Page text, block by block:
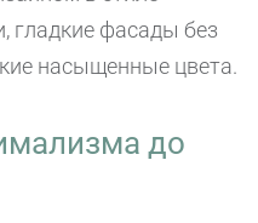
гладкие фасады без
насыщенные цвета.
до